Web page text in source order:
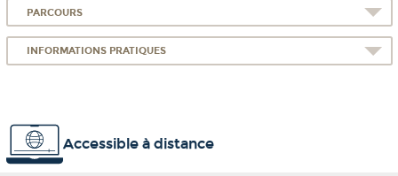
PARCOURS
INFORMATIONS PRATIQUES
Accessible à distance